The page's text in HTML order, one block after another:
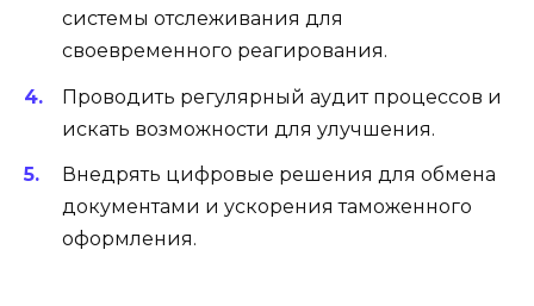
системы отслеживания для
своевременного реагирования.
Проводить регулярный аудит процессов и
искать возможности для улучшения.
Внедрять цифровые решения для обмена
документами и ускорения таможенного
оформления.